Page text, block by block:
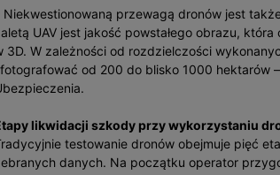
Niekwestionowaną przewagą dronów jest
UAV jest jakość powstałego obrazu,
3D. W zależności od rozdzielczości
od 200 do blisko 1000 hektarów
likwidacji szkody przy wykorzystaniu
testowanie dronów obejmuje pięć
danych. Na początku operator